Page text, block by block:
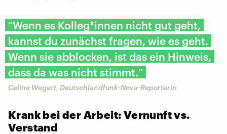
"Wenn es Kolleg*innen nicht gut geht,
kannst du zunächst fragen, wie es geht.
Wenn sie abblocken, ist das ein Hinweis,
dass da was nicht stimmt."
Celine Wegert, Deutschlandfunk-Nova-Reporterin
Krank bei der Arbeit: Vernunft vs.
Verstand